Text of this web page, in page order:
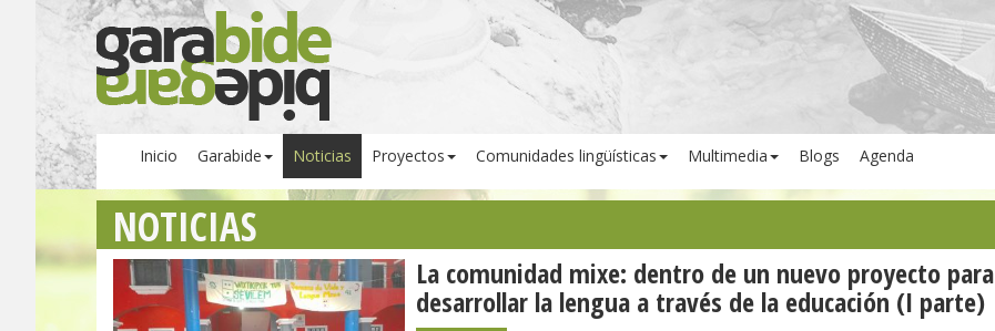
Inicio Garabide Noticias Proyectos Comunidades lingüísticas Multimedia Blogs Agenda
NOTICIAS
La comunidad mixe: dentro de un nuevo proyecto para
desarrollar la lengua a través de la educación (I parte)